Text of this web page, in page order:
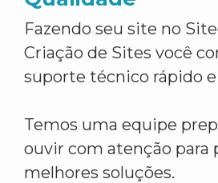
Fazendo seu site no
Criação de Sites você
suporte técnico rápido
Temos uma equipe
ouvir com atenção para
melhores soluções.